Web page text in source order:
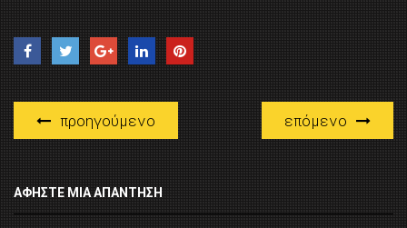
προηγούμενο επόμενο
ΑΦΉΣΤΕ ΜΙΑ ΑΠΆΝΤΗΣΗ